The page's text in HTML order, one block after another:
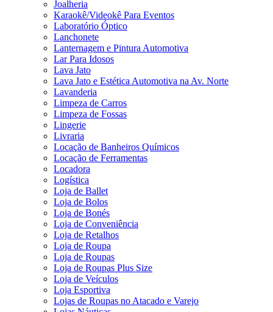
Joalheria
Karaokê/Videokê Para Eventos
Laboratório Óptico
Lanchonete
Lanternagem e Pintura Automotiva
Lar Para Idosos
Lava Jato
Lava Jato e Estética Automotiva na Av. Norte
Lavanderia
Limpeza de Carros
Limpeza de Fossas
Lingerie
Livraria
Locação de Banheiros Químicos
Locação de Ferramentas
Locadora
Logística
Loja de Ballet
Loja de Bolos
Loja de Bonés
Loja de Conveniência
Loja de Retalhos
Loja de Roupa
Loja de Roupas
Loja de Roupas Plus Size
Loja de Veículos
Loja Esportiva
Lojas de Roupas no Atacado e Varejo